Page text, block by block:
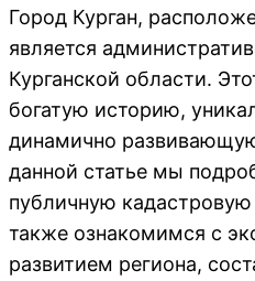
Город Курган,
является
Курганской области.
богатую историю,
динамично
данной статье мы
публичную кадастровую
также ознакомимся с
развитием региона,